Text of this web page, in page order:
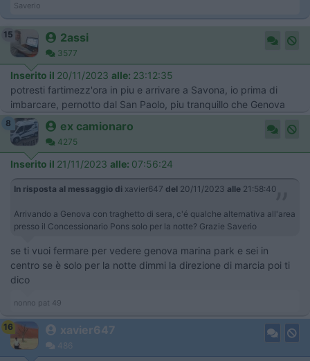
Saverio
15 2assi
3577
Inserito il 20/11/2023 alle: 23:12:35
potresti fartimezz'ora in piu e arrivare a Savona, io prima di
imbarcare, pernotto dal San Paolo, piu tranquillo che Genova
8 ex camionaro
4275
Inserito il 21/11/2023 alle: 07:56:24
In risposta al messaggio di xavier647 del 20/11/2023 alle 21:58:40
Arrivando a Genova con traghetto di sera, c'é qualche alternativa all'area
presso il Concessionario Pons solo per la notte? Grazie Saverio
se ti vuoi fermare per vedere genova marina park e sei in
centro se è solo per la notte dimmi la direzione di marcia poi ti
dico
nonno pat 49
16 xavier647
486